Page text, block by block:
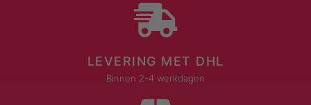
LEVERING MET DHL
Binnen 2-4 werkdagen